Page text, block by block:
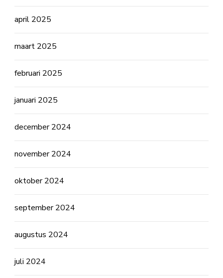
april 2025
maart 2025
februari 2025
januari 2025
december 2024
november 2024
oktober 2024
september 2024
augustus 2024
juli 2024